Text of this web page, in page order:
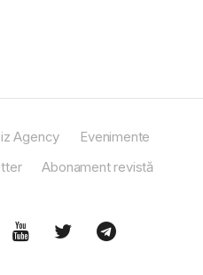
Agency
Evenimente
Abonament revistă